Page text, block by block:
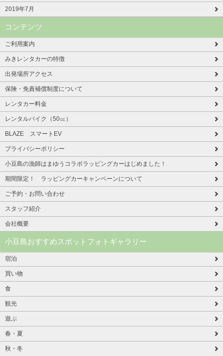
2019年7月
コンテンツ
ご利用案内
みきレンタカーの特徴
出発場所アクセス
保険・免責補償制度について
レンタカー料金
レンタルバイク（50㏄）
BLAZE スマートEV
プライバシーポリシー
小豆島の漁師はまゆうコラボラッピングカーはじめました！
期間限定！ ラッピングカーキャンペーンについて
ご予約・お問い合わせ
スタッフ紹介
会社概要
小豆島おすすめスポットフォトギャラリー
宿泊
買い物
食
観光
遊ぶ
春・夏
秋・冬